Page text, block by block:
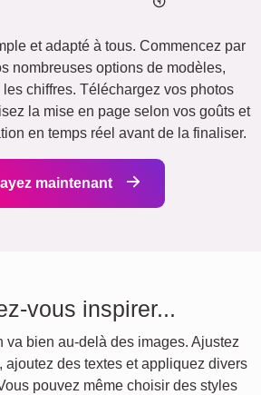
et adapté à tous. Commencez par
nombreuses options de modèles,
chiffres. Téléchargez vos photos
la mise en page selon vos goûts et
en temps réel avant de la finaliser.
maintenant
vous inspirer...
va bien au-delà des images. Ajustez
ajoutez des textes et appliquez divers
pouvez même choisir des styles